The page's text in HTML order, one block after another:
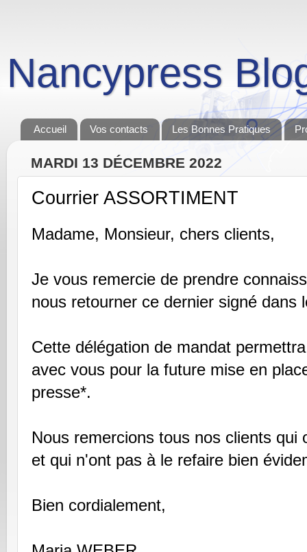
Nancypress
Accueil Vos contacts Les Bonnes Pratiques
MARDI 13 DÉCEMBRE 2022
Courrier ASSORTIMENT
Madame, Monsieur, chers clients,
Je vous remercie de prendre
nous retourner ce dernier signé dans
Cette délégation de mandat
avec vous pour la future mise en
presse*.
Nous remercions tous nos clients qui
et qui n'ont pas à le refaire bien
Bien cordialement,